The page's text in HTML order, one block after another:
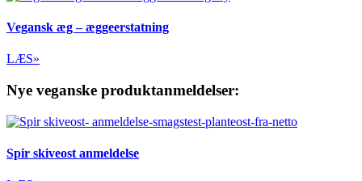
Vegansk æg – æggeerstatning
LÆS»
Nye veganske produktanmeldelser:
Spir skiveost anmeldelse